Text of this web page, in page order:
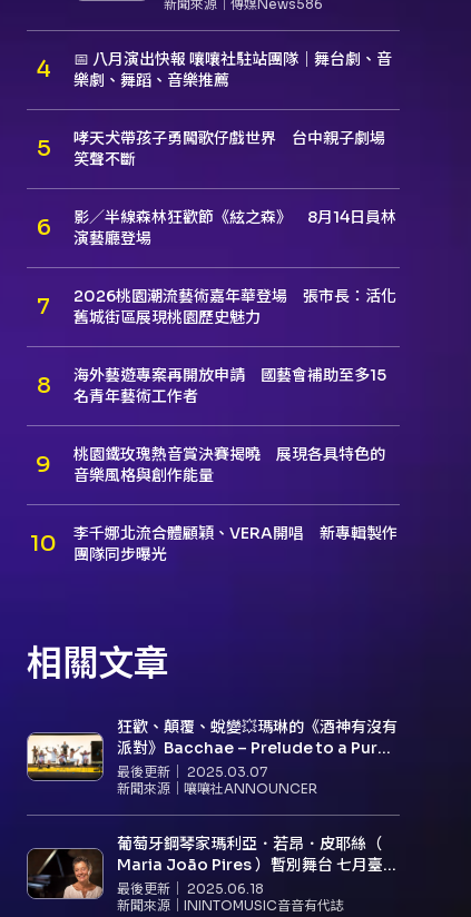
新聞來源｜ 傳媒News586
📅 八月演出快報 嚷嚷社駐站團隊｜舞台劇、音
樂劇、舞蹈、音樂推薦
哮天犬帶孩子勇闖歌仔戲世界 台中親子劇場
笑聲不斷
影／半線森林狂歡節《絃之森》 8月14日員林
演藝廳登場
2026桃園潮流藝術嘉年華登場 張市長：活化
舊城街區展現桃園歷史魅力
海外藝遊專案再開放申請 國藝會補助至多15
名青年藝術工作者
桃園鐵玫瑰熱音賞決賽揭曉 展現各具特色的
音樂風格與創作能量
李千娜北流合體顧穎、VERA開唱 新專輯製作
團隊同步曝光
相關文章
狂歡、顛覆、蛻變💥瑪琳的《酒神有沒有
派對》Bacchae – Prelude to a Purge
來台擾動兩廳院🔥
最後更新｜ 2025.03.07
新聞來源｜ 嚷嚷社ANNOUNCER
葡萄牙鋼琴家瑪利亞．若昂．皮耶絲（
Maria João Pires ）暫別舞台 七月臺灣
演出更換鋼琴家
最後更新｜ 2025.06.18
新聞來源｜ ININTOMUSIC音音有代誌